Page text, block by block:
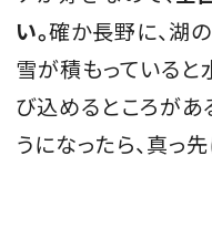
い。確か長野に、湖
雪が積もっている
び込めるところがあ
うになったら、真っ